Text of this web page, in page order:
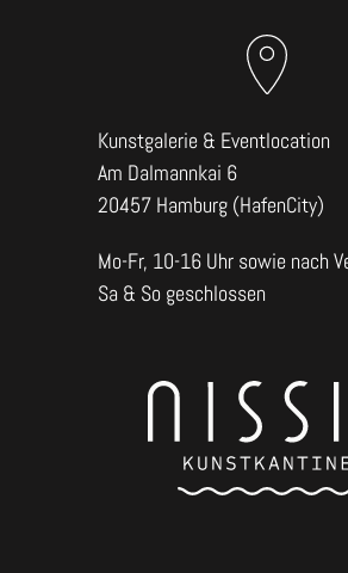
Kunstgalerie & Eventlocation
Am Dalmannkai 6
20457 Hamburg (HafenCity)
Mo-Fr, 10-16 Uhr sowie nach
Sa & So geschlossen